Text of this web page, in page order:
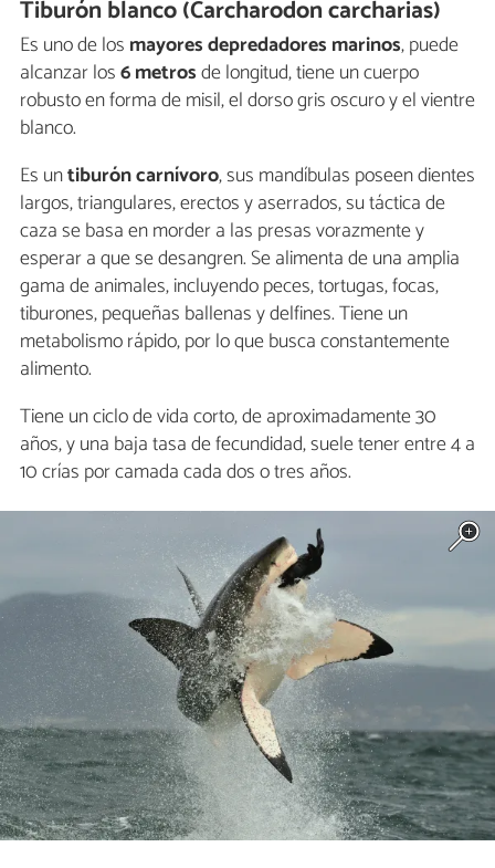
Tiburón blanco (Carcharodon carcharias)
Es uno de los mayores depredadores marinos, puede
alcanzar los6 metrosde longitud, tiene un cuerpo
robusto en forma de misil, el dorso gris oscuro y el vientre
blanco.
Es untiburón carnívoro, sus mandíbulas poseen dientes
largos, triangulares, erectos y aserrados, su táctica de
caza se basa en morder a las presas vorazmente y
esperar a que se desangren. Se alimenta de una amplia
gama de animales, incluyendo peces, tortugas, focas,
tiburones, pequeñas ballenas y delfines. Tiene un
metabolismo rápido, por lo que busca constantemente
alimento.
Tiene un ciclo de vida corto, de aproximadamente 30
años, y una baja tasa de fecundidad, suele tener entre 4 a
10 crías por camada cada dos o tres años.